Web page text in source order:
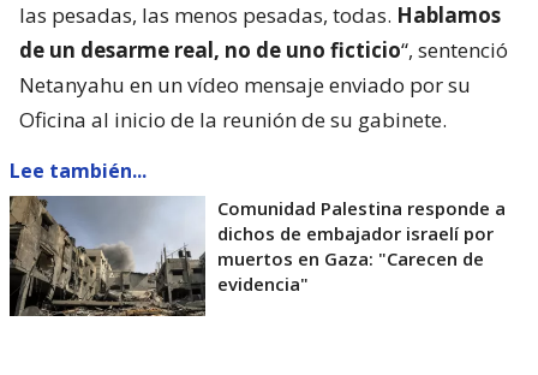
las pesadas, las menos pesadas, todas. Hablamos
de un desarme real, no de uno ficticio“, sentenció
Netanyahu en un vídeo mensaje enviado por su
Oficina al inicio de la reunión de su gabinete.
Lee también...
Comunidad Palestina responde a
dichos de embajador israelí por
muertos en Gaza: "Carecen de
evidencia"